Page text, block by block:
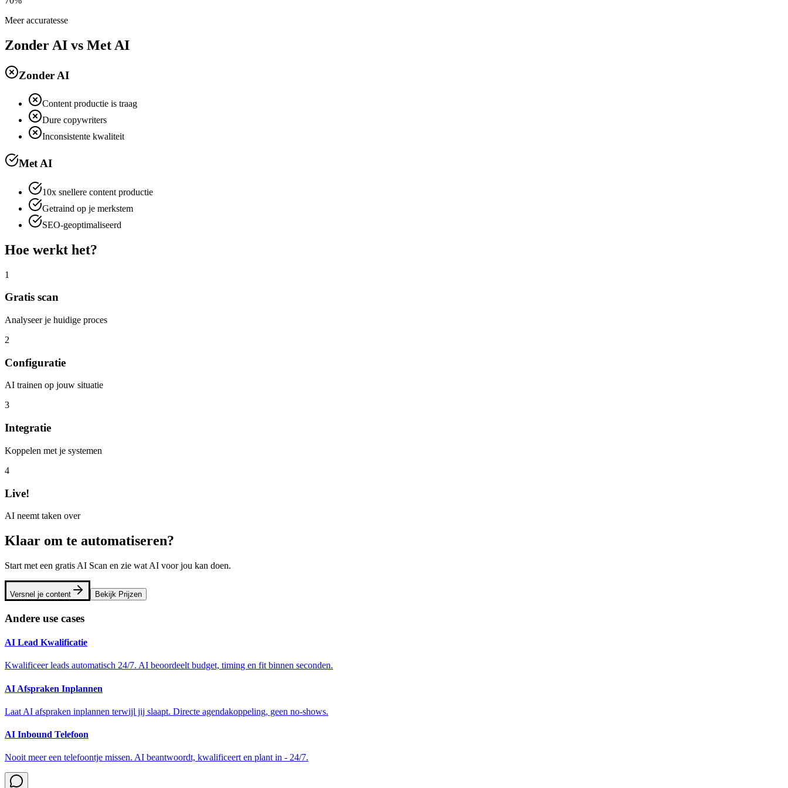
Meer accuratesse
Zonder AI vs Met AI
Zonder AI
Content productie is traag
Dure copywriters
Inconsistente kwaliteit
Met AI
10x snellere content productie
Getraind op je merkstem
SEO-geoptimaliseerd
Hoe werkt het?
1
Gratis scan
Analyseer je huidige proces
2
Configuratie
AI trainen op jouw situatie
3
Integratie
Koppelen met je systemen
4
Live!
AI neemt taken over
Klaar om te automatiseren?
Start met een gratis AI Scan en zie wat AI voor jou kan doen.
Versnel je content Bekijk Prijzen
Andere use cases
AI Lead Kwalificatie
Kwalificeer leads automatisch 24/7. AI beoordeelt budget, timing en fit binnen seconden.
AI Afspraken Inplannen
Laat AI afspraken inplannen terwijl jij slaapt. Directe agendakoppeling, geen no-shows.
AI Inbound Telefoon
Nooit meer een telefoontje missen. AI beantwoordt, kwalificeert en plant in - 24/7.